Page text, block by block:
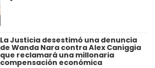
La Justicia desestimó una denuncia
de Wanda Nara contra Alex Caniggia
que reclamará una millonaria
compensación económica